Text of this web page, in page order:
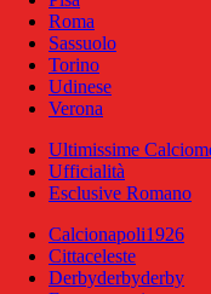
Roma
Sassuolo
Torino
Udinese
Verona
Ultimissime
Ufficialità
Esclusive Romano
Calcionapoli1926
Cittaceleste
Derbyderbyderby